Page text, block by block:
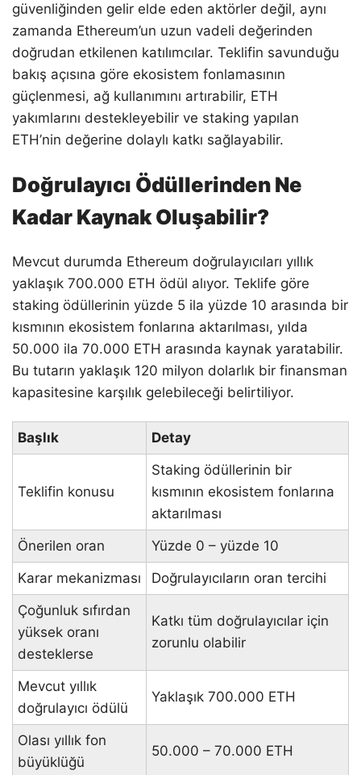
güvenliğinden gelir elde eden aktörler değil, aynı
zamanda Ethereum’un uzun vadeli değerinden
doğrudan etkilenen katılımcılar. Teklifin savunduğu
bakış açısına göre ekosistem fonlamasının
güçlenmesi, ağ kullanımını artırabilir, ETH
yakımlarını destekleyebilir ve staking yapılan
ETH’nin değerine dolaylı katkı sağlayabilir.
Doğrulayıcı Ödüllerinden Ne
Kadar Kaynak Oluşabilir?
Mevcut durumda Ethereum doğrulayıcıları yıllık
yaklaşık 700.000 ETH ödül alıyor. Teklife göre
staking ödüllerinin yüzde 5 ila yüzde 10 arasında bir
kısmının ekosistem fonlarına aktarılması, yılda
50.000 ila 70.000 ETH arasında kaynak yaratabilir.
Bu tutarın yaklaşık 120 milyon dolarlık bir finansman
kapasitesine karşılık gelebileceği belirtiliyor.
Başlık Detay
Teklifin konusu
Staking ödüllerinin bir
kısmının ekosistem fonlarına
aktarılması
Önerilen oran
Yüzde 0 – yüzde 10
Karar mekanizması
Doğrulayıcıların oran tercihi
Çoğunluk sıfırdan
yüksek oranı
desteklerse
Katkı tüm doğrulayıcılar için
zorunlu olabilir
Mevcut yıllık
doğrulayıcı ödülü
Yaklaşık 700.000 ETH
Olası yıllık fon
büyüklüğü
50.000 – 70.000 ETH